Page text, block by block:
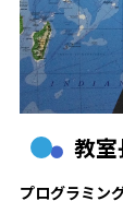
教室
プログラミン